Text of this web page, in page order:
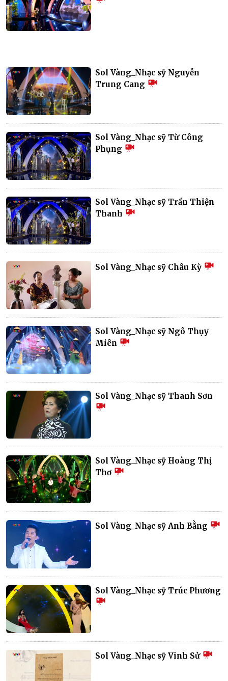
Sol Vàng_Nhạc sỹ Nguyễn
Trung Cang
Sol Vàng_Nhạc sỹ Từ Công
Phụng
Sol Vàng_Nhạc sỹ Trần Thiện
Thanh
Sol Vàng_Nhạc sỹ Châu Kỳ
Sol Vàng_Nhạc sỹ Ngô Thụy
Miên
Sol Vàng_Nhạc sỹ Thanh Sơn
Sol Vàng_Nhạc sỹ Hoàng Thị
Thơ
Sol Vàng_Nhạc sỹ Anh Bằng
Sol Vàng_Nhạc sỹ Trúc Phương
Sol Vàng_Nhạc sỹ Vinh Sử